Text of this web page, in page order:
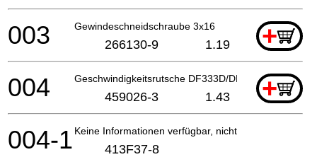
Gewindeschneidschraube 3x16 +
003 266130-9 1.19
Geschwindigkeitsrutsche DF333D/DF033D+
004 459026-3 1.43
Keine Informationen verfügbar, nicht bestellbar
004-1 413F37-8